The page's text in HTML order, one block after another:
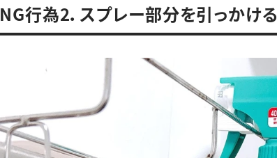
NG行為2．スプレー部分を引っかける